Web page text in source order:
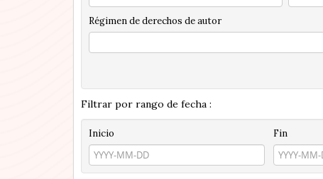
Régimen de derechos de autor
Filtrar por rango de fecha :
Inicio
Fin